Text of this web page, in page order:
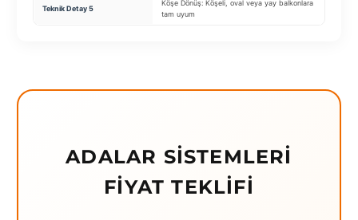
Teknik Detay 5
Köşe Dönüş: Köşeli, oval veya yay balkonlara
tam uyum
ADALAR SISTEMLERI
FIYAT TEKLIFI